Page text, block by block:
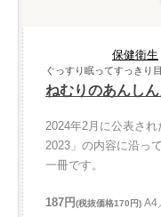
保健衛生
ぐっすり眠ってすっきり
ねむりのあんし
2024年2月に公表さ
2023」の内容に沿っ
一冊です。
187円(税抜価格170円) A4